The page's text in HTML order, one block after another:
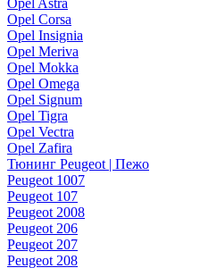
Opel Astra
Opel Corsa
Opel Insignia
Opel Meriva
Opel Mokka
Opel Omega
Opel Signum
Opel Tigra
Opel Vectra
Opel Zafira
Тюнинг Peugeot | Пежо
Peugeot 1007
Peugeot 107
Peugeot 2008
Peugeot 206
Peugeot 207
Peugeot 208